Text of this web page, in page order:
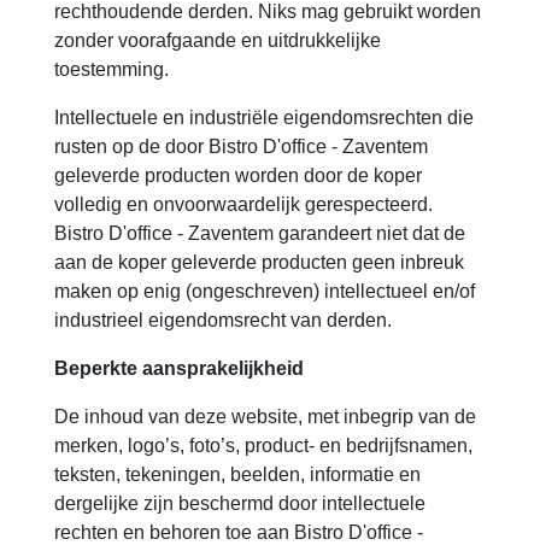
rechthoudende derden. Niks mag gebruikt worden
zonder voorafgaande en uitdrukkelijke
toestemming.
Intellectuele en industriële eigendomsrechten die
rusten op de door Bistro D'office - Zaventem
geleverde producten worden door de koper
volledig en onvoorwaardelijk gerespecteerd.
Bistro D'office - Zaventem garandeert niet dat de
aan de koper geleverde producten geen inbreuk
maken op enig (ongeschreven) intellectueel en/of
industrieel eigendomsrecht van derden.
Beperkte aansprakelijkheid
De inhoud van deze website, met inbegrip van de
merken, logo’s, foto’s, product- en bedrijfsnamen,
teksten, tekeningen, beelden, informatie en
dergelijke zijn beschermd door intellectuele
rechten en behoren toe aan Bistro D'office -